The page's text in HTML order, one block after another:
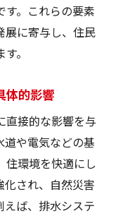
工事
化
イント
法
革新
関係
。これらの要素
展に寄与し、住民
。
体的影響
直接的な影響を与
道や電気などの基
住環境を快適にし
化され、自然災害
えば、排水システ